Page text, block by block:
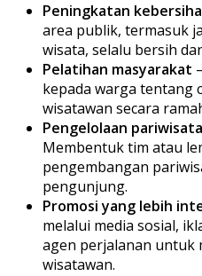
Peningkatan
area publik, termasuk
wisata, selalu bersih
Pelatihan masyarakat
kepada warga tentang
wisatawan secara
Pengelolaan
Membentuk tim atau
pengembangan
pengunjung.
Promosi yang lebih
melalui media sosial,
agen perjalanan untuk
wisatawan.